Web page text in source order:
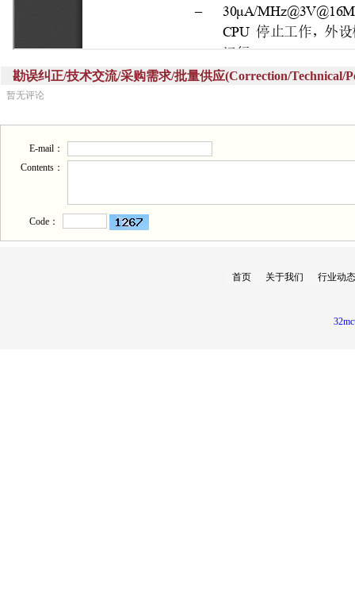
勘误纠正/技术交流/采购需求/批量供应(Correction/Technical/
暂无评论
E-mail：
Contents：
Code：
首页 关于我们 行业动态